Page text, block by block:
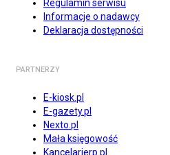
Regulamin serwisu
Informacje o nadawcy
Deklaracja dostępności
PARTNERZY
E-kiosk.pl
E-gazety.pl
Nexto.pl
Mała księgowość
Kancelarierp.pl